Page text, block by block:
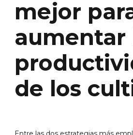
mejor
aumentar
de los